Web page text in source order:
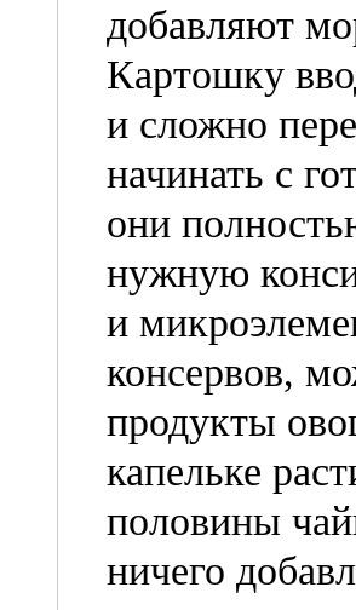
добавляют
Картошку
и сложно
начинать с
они
нужную
и
консервов,
продукты
капельке
половины
ничего